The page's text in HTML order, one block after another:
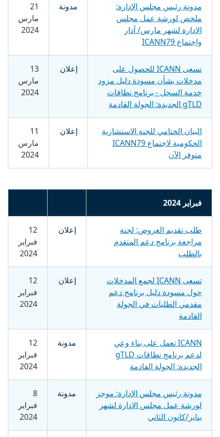
مدونة رئيس مجلس الإدارة:
ملخص لورشة عمل مجلس
الإدارة لشهر مارس/ آذار
واجتماع ICANN79
مدونة
21
مارس
2024
تسعى ICANN للحصول على
مدخلات بشأن مسودة دليل مزود
خدمة السجل - برنامج نطاقات
gTLD الجديدة: الجولة القادمة
إعلان
13
مارس
2024
البيان الختامي للجنة الاستشارية
الحكومية لاجتماع ICANN79
متوفر الآن
إعلان
11
مارس
2024
فبراير 2024
طلب تقديم العروض: لجنة
مراجعة برنامج دعم المتقدم
بالطلب
إعلان
12
فبراير
2024
تسعى ICANN لجمع المدخلات
حول مسودة دليل برنامج دعم
مقدمي الطلبات في الجولة
القادمة
إعلان
12
فبراير
2024
ICANN تعمل على بناء وعي
لدعم برنامج نطاقات gTLD
الجديدة: الجولة القادمة
مدونة
12
فبراير
2024
مدونة رئيس مجلس الإدارة: موجز
لورشة عمل مجلس الإدارة لشهر
يناير/كانون الثاني
مدونة
فبراير
2024